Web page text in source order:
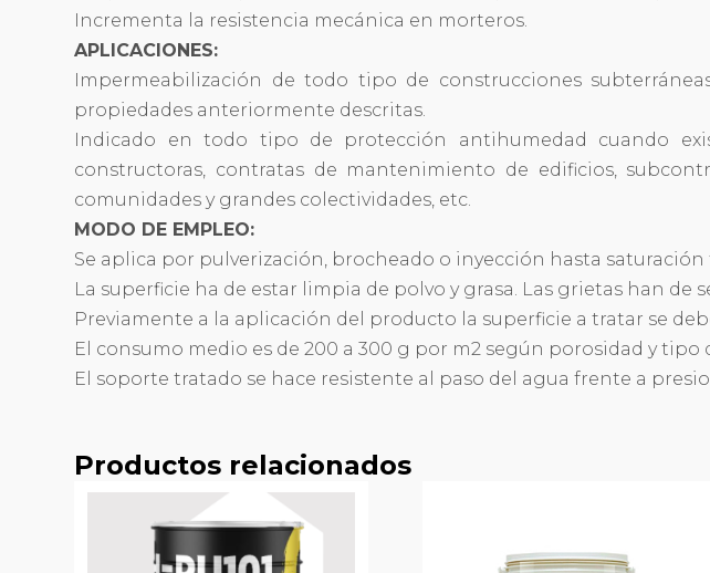
Incrementa la resistencia mecánica en morteros.
APLICACIONES:
Impermeabilización de todo tipo de construcciones
propiedades anteriormente descritas.
Indicado en todo tipo de protección antihumedad cuando
constructoras, contratas de mantenimiento de edificios,
comunidades y grandes colectividades, etc.
MODO DE EMPLEO:
Se aplica por pulverización, brocheado o inyección hasta saturación
La superficie ha de estar limpia de polvo y grasa. Las grietas han de
Previamente a la aplicación del producto la superficie a tratar se
El consumo medio es de 200 a 300 g por m2 según porosidad y tipo
El soporte tratado se hace resistente al paso del agua frente a
Productos relacionados